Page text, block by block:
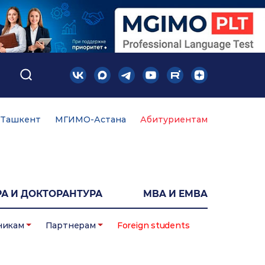
МГИМО-Астана Абитуриентам
И ДОКТОРАНТУРА MBA И EMBA
Партнерам Foreign students